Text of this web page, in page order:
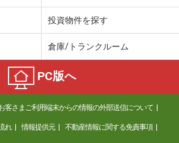
投資物件を探す
倉庫/トランクルーム
PC版へ
客さまご利用端末からの情報の外部送信について
れ 情報提供元 不動産情報に関する免責事項